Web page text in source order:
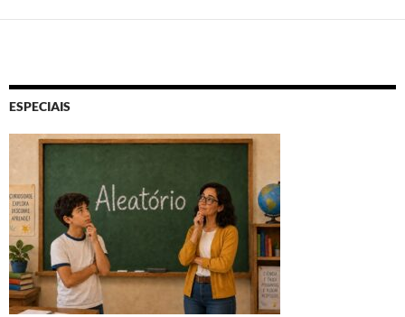
ESPECIAIS